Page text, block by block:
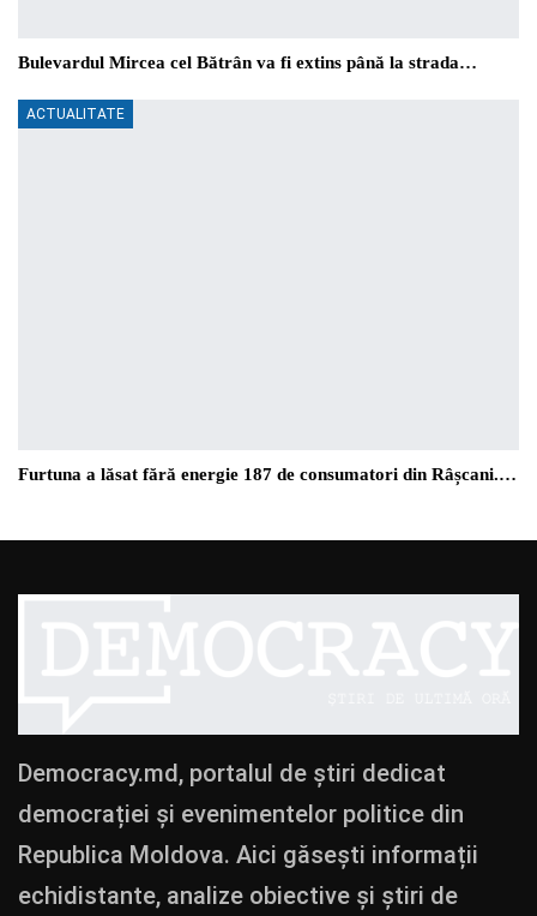
Bulevardul Mircea cel Bătrân va fi extins până la strada…
ACTUALITATE
Furtuna a lăsat fără energie 187 de consumatori din Râșcani.…
Democracy.md, portalul de știri dedicat
democrației și evenimentelor politice din
Republica Moldova. Aici găsești informații
echidistante, analize obiective și știri de